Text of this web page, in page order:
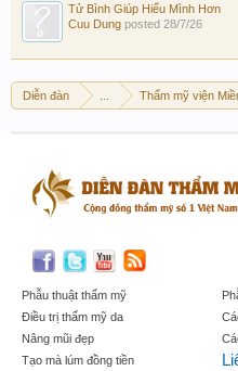
Tử Bình Giúp Hiểu Mình Hơn
Cuu Dung posted 28/7/26
Diễn đàn Thẩm mỹ viện
Phẫu thuật thẩm mỹ
Điều trị thẩm mỹ da
Nâng mũi đẹp
Tạo mà lúm đồng tiền